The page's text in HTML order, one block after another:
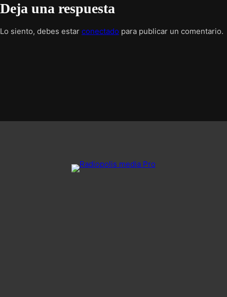
Deja una respuesta
Lo siento, debes estar conectado para publicar un comentario.